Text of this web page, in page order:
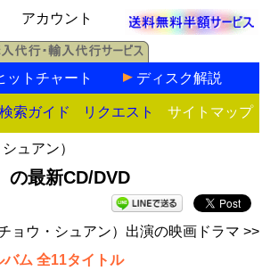
アカウント
ットチャート ディスク解説
検索ガイド リクエスト サイトマップ
ュアン）
の最新CD/DVD
ョウ・シュアン）出演の映画ドラマ >>
ム 全11タイトル